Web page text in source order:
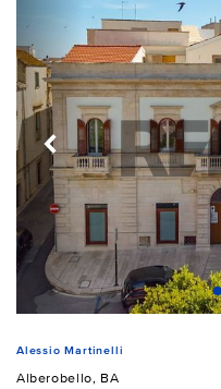
Alessio Martinelli
Alberobello, BA